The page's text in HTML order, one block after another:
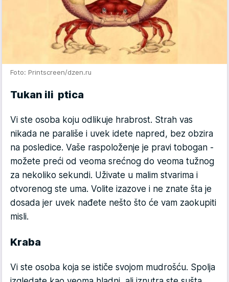
Foto: Printscreen/dzen.ru
Tukan ili ptica
Vi ste osoba koju odlikuje hrabrost. Strah vas
nikada ne parališe i uvek idete napred, bez obzira
na posledice. Vaše raspoloženje je pravi tobogan -
možete preći od veoma srećnog do veoma tužnog
za nekoliko sekundi. Uživate u malim stvarima i
otvorenog ste uma. Volite izazove i ne znate šta je
dosada jer uvek nađete nešto što će vam zaokupiti
misli.
Kraba
Vi ste osoba koja se ističe svojom mudrošću. Spolja